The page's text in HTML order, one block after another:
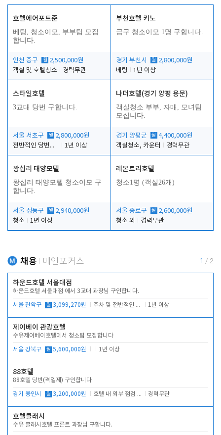
호텔에어포트준
베팅, 청소이모, 부부팀 모집
합니다.
인천 중구 월 2,500,000원
객실 및 호텔청소
경력무관
부천호텔 키노
급구 청소이모 1명 구합니다.
경기 부천시 월 2,800,000원
베팅
1년 이상
스타일호텔
3교대 당번 구합니다.
서울 서초구 월 2,800,000원
전반적인 당번업무
1년 이상
나더호텔(경기 양평 용문)
객실청소 부부, 자매, 모녀팀
모십니다.
경기 양평군 월 4,400,000원
객실청소, 카운터
경력무관
왕십리 태양모텔
왕십리 태양모텔 청소이모 구
합니다.
서울 성동구 월 2,940,000원
청소
1년 이상
레몬트리호텔
청소1명 (객실26개)
서울 종로구 월 2,600,000원
청소 외
경력무관
채용 메인포커스 1 / 2
하운드호텔 서울대점
하운드호텔 서울대점 에서 3교대 과장님 구인합니다.
서울 관악구 월 3,099,270원 주차 및 전반적인 당번업무 1년 이상
제이베이 관광호텔
수유제이베이호텔에서 청소팀 모집합니다
서울 강북구 월 5,600,000원 1년 이상
88호텔
88호텔 당번(격일제) 구인합니다
경기 용인시 월 3,200,000원 호텔 내 외부 점검 및 프런트 운영 경력무관
호텔클래시
수유 클래시호텔 프론트 과장님 구합니다.